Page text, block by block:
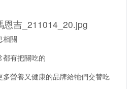
相關
都有把關吃的
營養又健康的品牌給牠們交替吃